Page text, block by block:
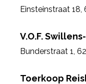
Einsteinstraat 18,
V.O.F.
Bunderstraat 1,
Toerkoop